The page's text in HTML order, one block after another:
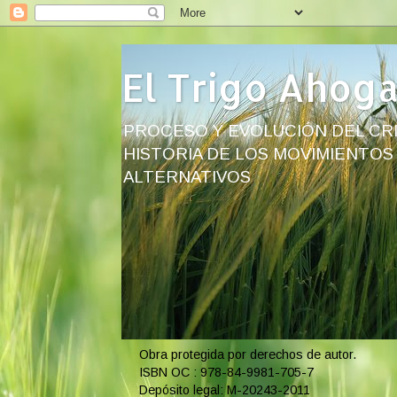
El Trigo
PROCESO Y EVOLUCIÓN DEL
HISTORIA DE LOS
ALTERNATIVOS
Obra protegida por derechos de autor.
ISBN OC : 978-84-9981-705-7
Depósito legal: M-20243-2011